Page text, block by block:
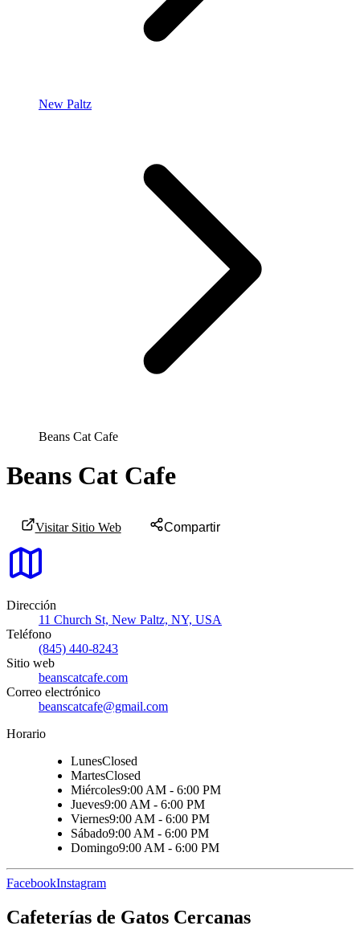
New Paltz
Beans Cat Cafe
Beans Cat Cafe
Visitar Sitio Web Compartir
Dirección
11 Church St, New Paltz, NY, USA
Teléfono
(845) 440-8243
Sitio web
beanscatcafe.com
Correo electrónico
beanscatcafe@gmail.com
Horario
LunesClosed
MartesClosed
Miércoles9:00 AM - 6:00 PM
Jueves9:00 AM - 6:00 PM
Viernes9:00 AM - 6:00 PM
Sábado9:00 AM - 6:00 PM
Domingo9:00 AM - 6:00 PM
FacebookInstagram
Cafeterías de Gatos Cercanas